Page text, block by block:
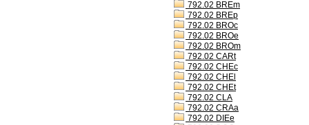
792.02 BREm
792.02 BREp
792.02 BROc
792.02 BROe
792.02 BROm
792.02 CARt
792.02 CHEc
792.02 CHEl
792.02 CHEt
792.02 CLA
792.02 CRAa
792.02 DIEe